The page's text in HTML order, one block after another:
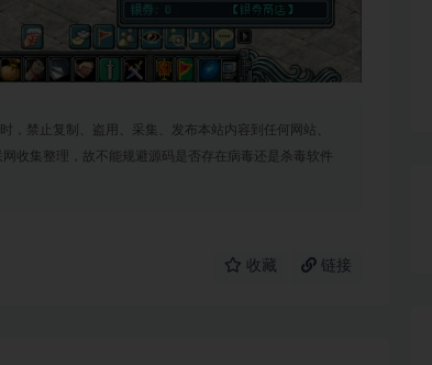
禁止复制、盗用、采集、发布本站内容到任何网站、
收集整理，故不能规避源码是否存在病毒还是杀毒软件
收藏 链接